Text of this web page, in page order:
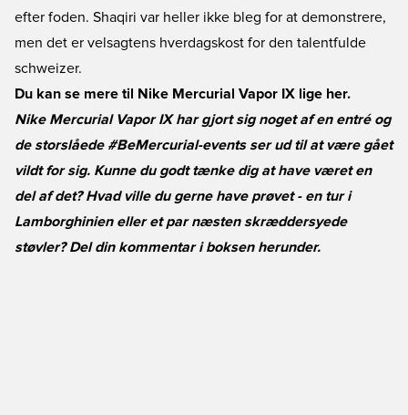
efter foden. Shaqiri var heller ikke bleg for at demonstrere,
men det er velsagtens hverdagskost for den talentfulde
schweizer.
Du kan se mere til Nike Mercurial Vapor IX lige her.
Nike Mercurial Vapor IX har gjort sig noget af en entré og
de storslåede #BeMercurial-events ser ud til at være gået
vildt for sig. Kunne du godt tænke dig at have været en
del af det? Hvad ville du gerne have prøvet - en tur i
Lamborghinien eller et par næsten skræddersyede
støvler? Del din kommentar i boksen herunder.